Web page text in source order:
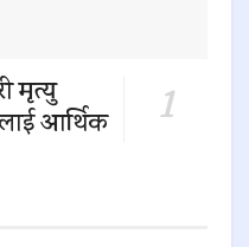
मृत्यु
आर्थिक